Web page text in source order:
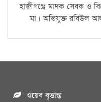
হাজীগঞ্জে মাদক সেবক ও
মা। অভিযুক্ত রবিউল
ওয়েব বৃত্তান্ত